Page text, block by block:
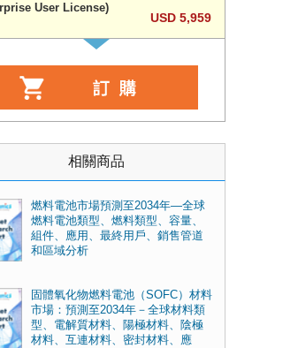
User License)
USD 5,959
相關商品
燃料電池市場預測至2034年—全球
燃料電池類型、燃料類型、容量、
組件、應用、最終用戶、銷售管道
和區域分析
固體氧化物燃料電池（SOFC）材料
市場：預測至2034年－全球材料類
型、電解質材料、陽極材料、陰極
材料、互連材料、密封材料、應